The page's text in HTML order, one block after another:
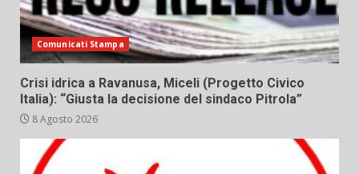
Comunicati Stampa
Crisi idrica a Ravanusa, Miceli (Progetto Civico
Italia): “Giusta la decisione del sindaco Pitrola”
8 Agosto 2026